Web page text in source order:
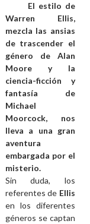
El estilo de
Warren Ellis,
mezcla las ansias
de trascender el
género de Alan
Moore y la
ciencia-ficción y
fantasía de
Michael
Moorcock, nos
lleva a una gran
aventura
embargada por el
misterio.
Sin duda, los
referentes de Ellis
en los diferentes
géneros se captan